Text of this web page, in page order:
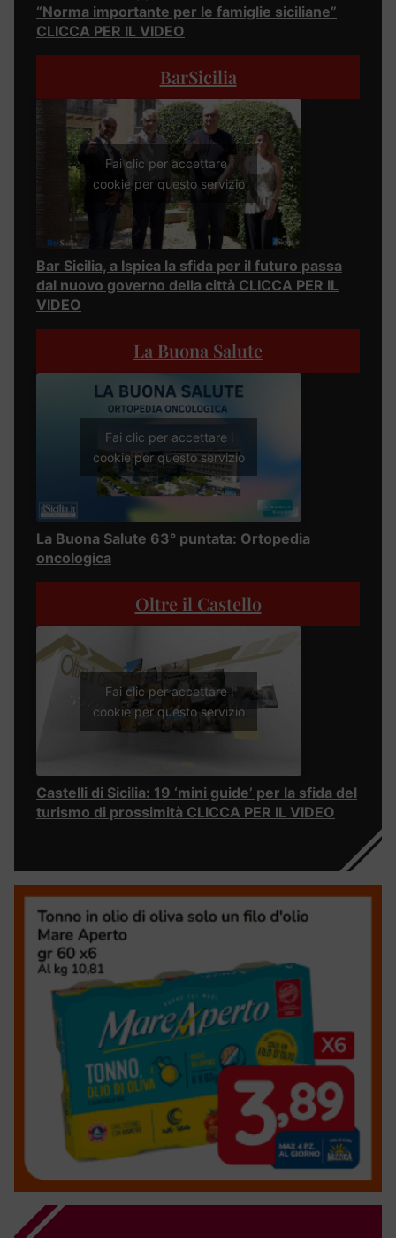
“Norma importante per le famiglie siciliane”
CLICCA PER IL VIDEO
BarSicilia
Fai clic per accettare i
cookie per questo servizio
Bar Sicilia, a Ispica la sfida per il futuro passa
dal nuovo governo della città CLICCA PER IL
VIDEO
La Buona Salute
Fai clic per accettare i
cookie per questo servizio
La Buona Salute 63° puntata: Ortopedia
oncologica
Oltre il Castello
Fai clic per accettare i
cookie per questo servizio
Castelli di Sicilia: 19 ‘mini guide’ per la sfida del
turismo di prossimità CLICCA PER IL VIDEO